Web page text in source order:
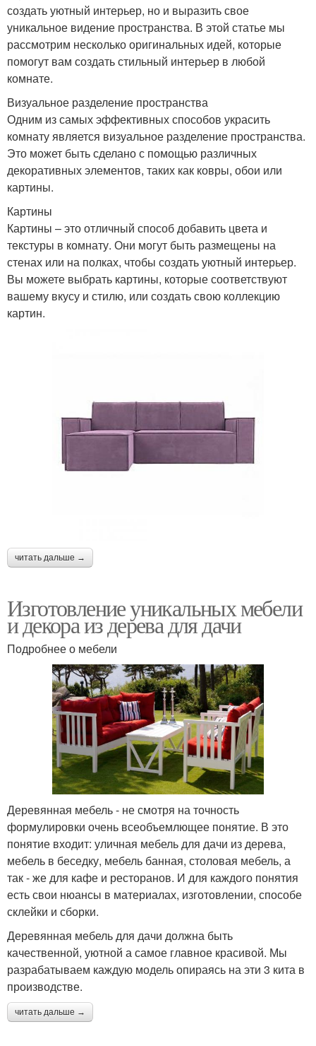
создать уютный интерьер, но и выразить свое
уникальное видение пространства. В этой статье мы
рассмотрим несколько оригинальных идей, которые
помогут вам создать стильный интерьер в любой
комнате.
Визуальное разделение пространства
Одним из самых эффективных способов украсить
комнату является визуальное разделение пространства.
Это может быть сделано с помощью различных
декоративных элементов, таких как ковры, обои или
картины.
Картины
Картины – это отличный способ добавить цвета и
текстуры в комнату. Они могут быть размещены на
стенах или на полках, чтобы создать уютный интерьер.
Вы можете выбрать картины, которые соответствуют
вашему вкусу и стилю, или создать свою коллекцию
картин.
читать дальше →
Изготовление уникальных мебели
и декора из дерева для дачи
Подробнее о мебели
Деревянная мебель - не смотря на точность
формулировки очень всеобъемлющее понятие. В это
понятие входит: уличная мебель для дачи из дерева,
мебель в беседку, мебель банная, столовая мебель, а
так - же для кафе и ресторанов. И для каждого понятия
есть свои нюансы в материалах, изготовлении, способе
склейки и сборки.
Деревянная мебель для дачи должна быть
качественной, уютной а самое главное красивой. Мы
разрабатываем каждую модель опираясь на эти 3 кита в
производстве.
читать дальше →